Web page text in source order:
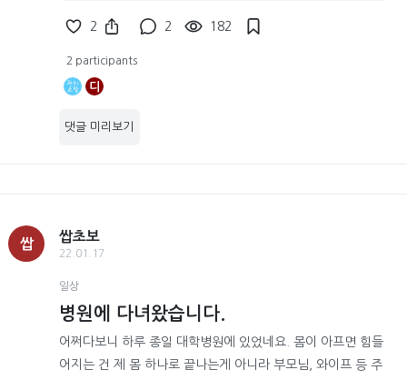
2 2 182
2 participants
디
댓글 미리보기
쌉
쌉초보
22.01.17
일상
병원에 다녀왔습니다.
어쩌다보니 하루 종일 대학병원에 있었네요. 몸이 아프면 힘들
어지는 건 제 몸 하나로 끝나는게 아니라 부모님, 와이프 등 주